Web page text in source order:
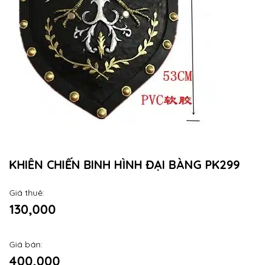
KHIÊN CHIẾN BINH HÌNH ĐẠI BÀNG PK299
Giá thuê:
130,000
Giá bán:
400,000